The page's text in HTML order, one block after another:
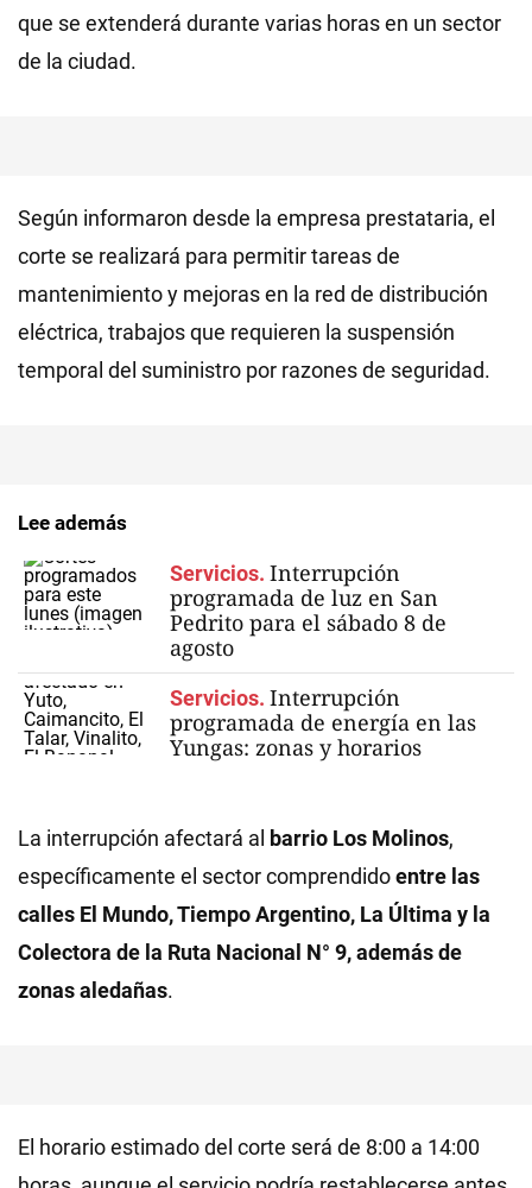
que se extenderá durante varias horas en un sector
de la ciudad.
Según informaron desde la empresa prestataria, el
corte se realizará para permitir tareas de
mantenimiento y mejoras en la red de distribución
eléctrica, trabajos que requieren la suspensión
temporal del suministro por razones de seguridad.
Lee además
Servicios. Interrupción
programada de luz en San
Pedrito para el sábado 8 de
agosto
Servicios. Interrupción
programada de energía en las
Yungas: zonas y horarios
La interrupción afectará al barrio Los Molinos,
específicamente el sector comprendidoentre las
calles El Mundo, Tiempo Argentino, La Última y la
Colectora de la Ruta Nacional N° 9, además de
zonas aledañas.
El horario estimado del corte será de 8:00 a 14:00